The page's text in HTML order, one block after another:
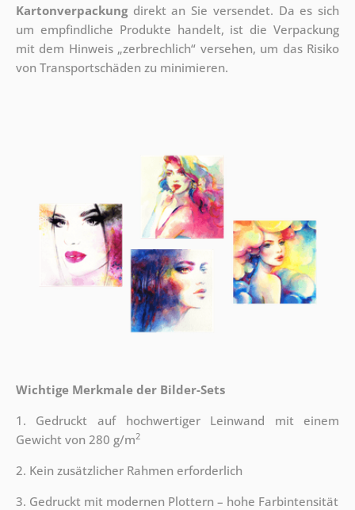
Kartonverpackungdirekt an Sie versendet. Da es sich
um empfindliche Produkte handelt, ist die Verpackung
mit dem Hinweis „zerbrechlich“ versehen, um das Risiko
von Transportschäden zu minimieren.
Wichtige Merkmale der Bilder-Sets
1. Gedruckt auf hochwertiger Leinwand mit einem
Gewicht von 280 g/m2
2. Kein zusätzlicher Rahmen erforderlich
3. Gedruckt mit modernen Plottern – hohe Farbintensität